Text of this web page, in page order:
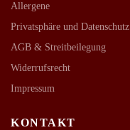
Allergene
Privatsphäre und Datenschutz
AGB & Streitbeilegung
Widerrufsrecht
Impressum
KONTAKT